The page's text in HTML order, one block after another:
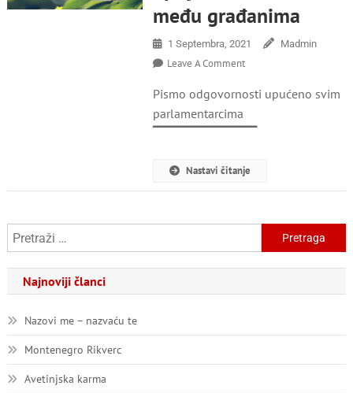
među građanima
1 Septembra, 2021 Madmin
Leave A CommentOn
Parlamentarcima:
Sukobe
Pismo odgovornosti upućeno svim
parlamentarcima
Nastavi čitanje
Pretraga:
Najnoviji članci
Nazovi me – nazvaću te
Montenegro Rikverc
Avetinjska karma